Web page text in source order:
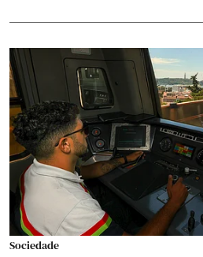
Sociedade